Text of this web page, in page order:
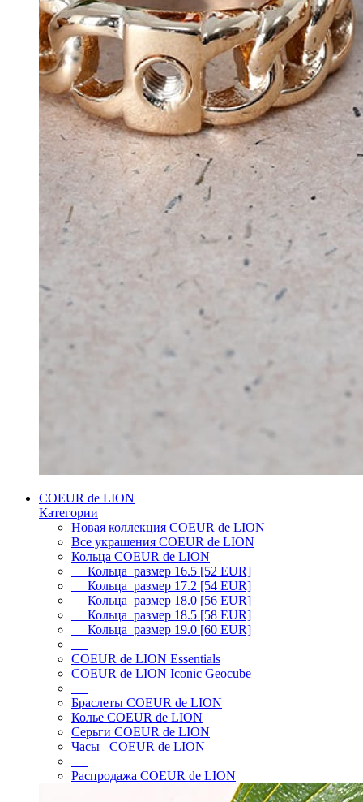
COEUR de LION
Категории
Новая коллекция COEUR de LION
Все украшения COEUR de LION
Кольца COEUR de LION
Кольца размер 16.5 [52 EUR]
Кольца размер 17.2 [54 EUR]
Кольца размер 18.0 [56 EUR]
Кольца размер 18.5 [58 EUR]
Кольца размер 19.0 [60 EUR]
COEUR de LION Essentials
COEUR de LION Iconic Geocube
Браслеты COEUR de LION
Колье COEUR de LION
Серьги COEUR de LION
Часы COEUR de LION
Распродажа COEUR de LION